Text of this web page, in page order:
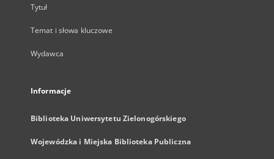
Tytuł
Temat i słowa kluczowe
Wydawca
Informacje
Biblioteka Uniwersytetu Zielonogórskiego
Wojewódzka i Miejska Biblioteka Publiczna